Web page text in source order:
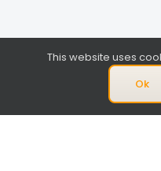
This website uses
Ok